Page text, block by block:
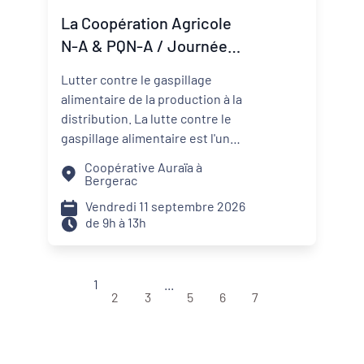
nécessaires pour transformer
une ambition politique en projet
territorial.
La Coopération Agricole
N-A & PQN-A / Journée
contre le gaspillage
alimentaire
Lutter contre le gaspillage
alimentaire de la production à la
distribution. La lutte contre le
gaspillage alimentaire est l'un
les projets alimentaires
territoriaux via : la
sensibilisation des convives, la
formation des agents de
solidarité. Sur les territoires, les
Coopérative Auraïa à
Bergerac
Vendredi 11 septembre 2026
de 9h à 13h
1
2
3
5
6 7